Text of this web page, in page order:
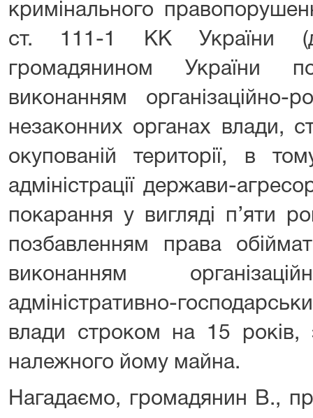
кримінального
ст. 111-1 КК України
громадянином України
виконанням організаційно-
незаконних органах влади,
окупованій території, в
адміністрації держави-
покарання у вигляді п’яти
позбавленням права
виконанням
адміністративно-
влади строком на 15 років,
належного йому майна.
Нагадаємо, громадянин В.,